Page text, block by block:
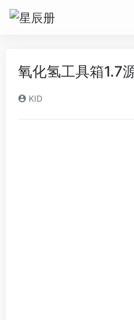
氧化氢工具箱1.7
KID